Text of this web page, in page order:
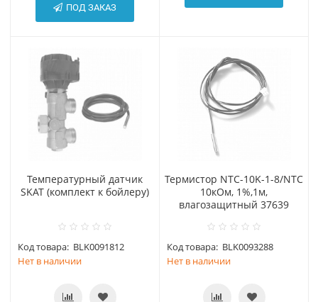
ПОД ЗАКАЗ
Температурный датчик
SKAT (комплект к бойлеру)
Код товара: BLK0091812
Нет в наличии
Термистор NTC-10K-1-8/NTC
10кОм, 1%,1м,
влагозащитный 37639
Код товара: BLK0093288
Нет в наличии